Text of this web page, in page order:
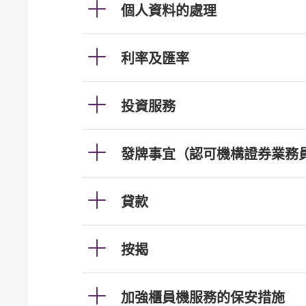
個人資料的處理
利率及匯率
投資服務
發牌事宜（認可機構證券業務
貸款
按揭
加強櫃員機服務的保安措施